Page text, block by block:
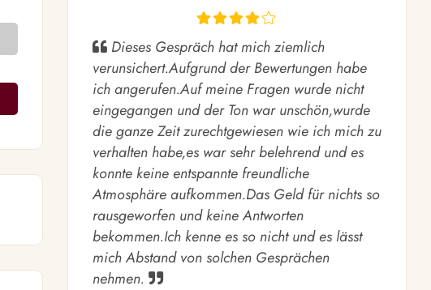
Dieses Gespräch hat mich ziemlich
verunsichert.Aufgrund der Bewertungen habe
ich angerufen.Auf meine Fragen wurde nicht
eingegangen und der Ton war unschön,wurde
die ganze Zeit zurechtgewiesen wie ich mich zu
verhalten habe,es war sehr belehrend und es
konnte keine entspannte freundliche
Atmosphäre aufkommen.Das Geld für nichts so
rausgeworfen und keine Antworten
bekommen.Ich kenne es so nicht und es lässt
mich Abstand von solchen Gesprächen
nehmen.